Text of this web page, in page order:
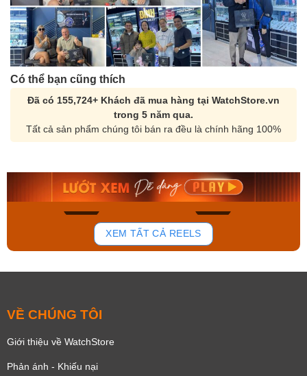
Có thể bạn cũng thích
Đã có 155,724+ Khách đã mua hàng tại WatchStore.vn
trong 5 năm qua.
Tất cả sản phẩm chúng tôi bán ra đều là chính hãng 100%
154
Orient Nam RA-
Mua ngay
Casio Nam MTS-
Mua ngay
XEM TẤT CẢ REELS
VỀ CHÚNG TÔI
Giới thiệu về WatchStore
Phản ánh - Khiếu nại